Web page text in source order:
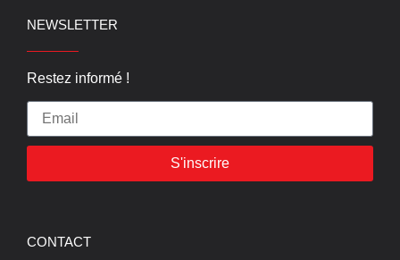
NEWSLETTER
Restez informé !
S'inscrire
CONTACT